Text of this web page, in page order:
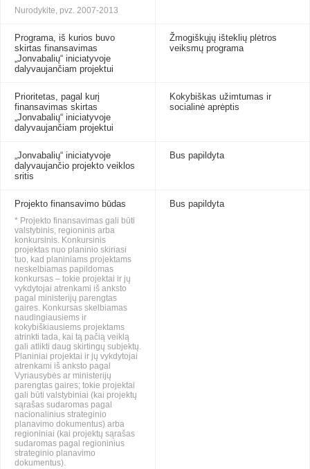
Nurodykite, pvz. 2007-2013
Programa, iš kurios buvo
skirtas finansavimas
„Jonvabalių“ iniciatyvoje
dalyvaujančiam projektui
Žmogiškųjų išteklių plėtros
veiksmų programa
Prioritetas, pagal kurį
finansavimas skirtas
„Jonvabalių“ iniciatyvoje
dalyvaujančiam projektui
Kokybiškas užimtumas ir
socialinė aprėptis
„Jonvabalių“ iniciatyvoje
dalyvaujančio projekto veiklos
sritis
Bus papildyta
Projekto finansavimo būdas
* Projekto finansavimas gali būti
valstybinis, regioninis arba
konkursinis. Konkursinis
projektas nuo planinio skiriasi
tuo, kad planiniams projektams
neskelbiamas papildomas
konkursas – tokie projektai ir jų
vykdytojai atrenkami iš anksto
pagal ministerijų parengtas
gaires. Konkursas skelbiamas
naudingiausiems ir
kokybiškiausiems projektams
atrinkti tada, kai tą pačią veiklą
gali atlikti daug skirtingų subjektų.
Planiniai projektai ir jų vykdytojai
atrenkami iš anksto pagal
Vyriausybės ar ministerijų
parengtas gaires; tokie projektai
gali būti valstybiniai (kai projektų
sąrašas sudaromas pagal
nacionalinius strateginio
planavimo dokumentus) arba
regioniniai (kai projektų sąrašas
sudaromas pagal regioninius
strateginio planavimo
dokumentus).
Bus papildyta